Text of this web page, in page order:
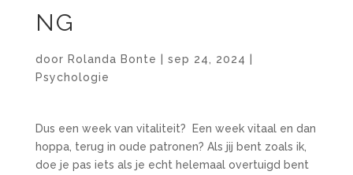
NG
door Rolanda Bonte sep 24, 2024
Psychologie
Dus een week van vitaliteit? Een week vitaal en dan
hoppa, terug in oude patronen? Als jij bent zoals ik,
doe je pas iets als je echt helemaal overtuigd bent